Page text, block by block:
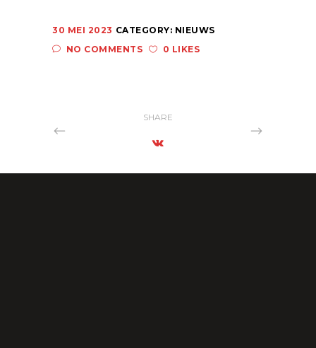
30 MEI 2023 CATEGORY: NIEUWS
NO COMMENTS
0 LIKES
SHARE